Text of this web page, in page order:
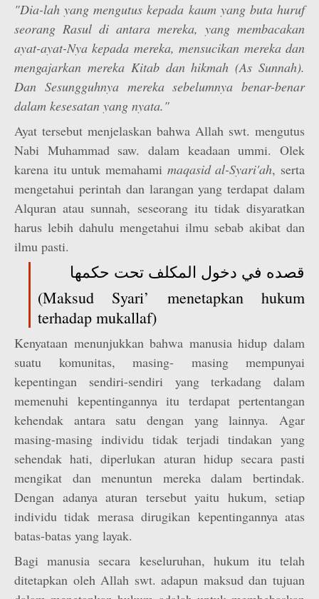
"Dia-lah yang mengutus kepada kaum yang buta huruf
seorang Rasul di antara mereka, yang membacakan
ayat-ayat-Nya kepada mereka, mensucikan mereka dan
mengajarkan mereka Kitab dan hikmah (As Sunnah).
Dan Sesungguhnya mereka sebelumnya benar-benar
dalam kesesatan yang nyata."
Ayat tersebut menjelaskan bahwa Allah swt. mengutus
Nabi Muhammad saw. dalam keadaan ummi. Olek
karena itu untuk memahami maqasid al-Syari'ah, serta
mengetahui perintah dan larangan yang terdapat dalam
Alquran atau sunnah, seseorang itu tidak disyaratkan
harus lebih dahulu mengetahui ilmu sebab akibat dan
ilmu pasti.
قصده في دخول المكلف تحت حكمها
(Maksud Syari’ menetapkan hukum
terhadap mukallaf)
Kenyataan menunjukkan bahwa manusia hidup dalam
suatu komunitas, masing- masing mempunyai
kepentingan sendiri-sendiri yang terkadang dalam
memenuhi kepentingannya itu terdapat pertentangan
kehendak antara satu dengan yang lainnya. Agar
masing-masing individu tidak terjadi tindakan yang
sehendak hati, diperlukan aturan hidup secara pasti
mengikat dan menuntun mereka dalam bertindak.
Dengan adanya aturan tersebut yaitu hukum, setiap
individu tidak merasa dirugikan kepentingannya atas
batas-batas yang layak.
Bagi manusia secara keseluruhan, hukum itu telah
ditetapkan oleh Allah swt. adapun maksud dan tujuan